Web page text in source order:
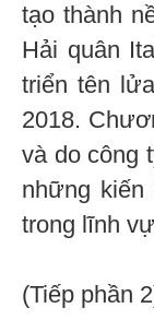
tạo thành
Hải quân
triển tên
2018.
và do công
những kiến
trong lĩnh
(Tiếp phần